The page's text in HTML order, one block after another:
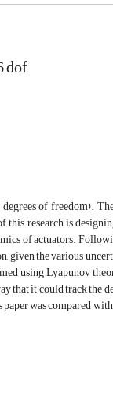
dof
of freedom).
research is
of actuators.
given the various
using Lyapunov
that it could track the
was compared